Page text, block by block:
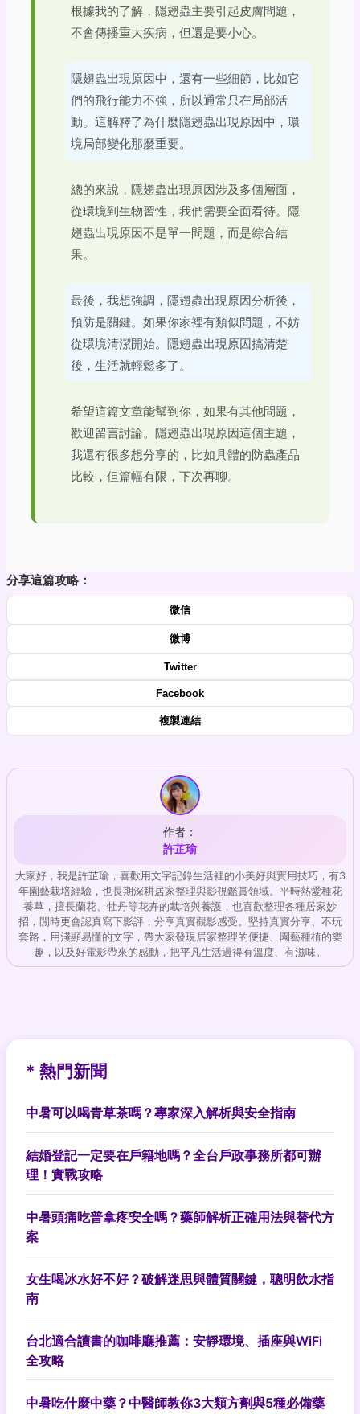
根據我的了解，隱翅蟲主要引起皮膚問題，
不會傳播重大疾病，但還是要小心。
隱翅蟲出現原因中，還有一些細節，比如它
們的飛行能力不強，所以通常只在局部活
動。這解釋了為什麼隱翅蟲出現原因中，環
境局部變化那麼重要。
總的來說，隱翅蟲出現原因涉及多個層面，
從環境到生物習性，我們需要全面看待。隱
翅蟲出現原因不是單一問題，而是綜合結
果。
最後，我想強調，隱翅蟲出現原因分析後，
預防是關鍵。如果你家裡有類似問題，不妨
從環境清潔開始。隱翅蟲出現原因搞清楚
後，生活就輕鬆多了。
希望這篇文章能幫到你，如果有其他問題，
歡迎留言討論。隱翅蟲出現原因這個主題，
我還有很多想分享的，比如具體的防蟲產品
比較，但篇幅有限，下次再聊。
分享這篇攻略：
微信
微博
Twitter
Facebook
複製連結
作者：
許芷瑜
大家好，我是許芷瑜，喜歡用文字記錄生活裡的小美好與實用技巧，有3
年園藝栽培經驗，也長期深耕居家整理與影視鑑賞領域。平時熱愛種花
養草，擅長蘭花、牡丹等花卉的栽培與養護，也喜歡整理各種居家妙
招，閒時更會認真寫下影評，分享真實觀影感受。堅持真實分享、不玩
套路，用淺顯易懂的文字，帶大家發現居家整理的便捷、園藝種植的樂
趣，以及好電影帶來的感動，把平凡生活過得有溫度、有滋味。
* 熱門新聞
中暑可以喝青草茶嗎？專家深入解析與安全指南
結婚登記一定要在戶籍地嗎？全台戶政事務所都可辦
理！實戰攻略
中暑頭痛吃普拿疼安全嗎？藥師解析正確用法與替代方
案
女生喝冰水好不好？破解迷思與體質關鍵，聰明飲水指
南
台北適合讀書的咖啡廳推薦：安靜環境、插座與WiFi
全攻略
中暑吃什麼中藥？中醫師教你3大類方劑與5種必備藥